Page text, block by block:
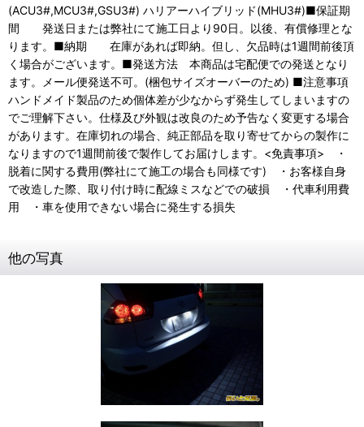
(ACU3#,MCU3#,GSU3#) ハリアーハイブリッド(MHU3#)■保証期
間 発送日または弊社にて施工日より90日。以後、有償修理とな
ります。■納期 在庫があれば即納。但し、欠品時は1週間前後頂
く場合がございます。■発送方法 本商品は宅配便での発送となり
ます。メール便発送不可。(梱包サイズオーバーのため) ■注意事項
ハンドメイド製品のため個体差が少なからず発生してしまいますの
でご理解下さい。仕様及び外観は改良のため予告なく変更する場合
があります。在庫切れの場合、純正部品を取り寄せてからの製作に
なりますので1週間前後で製作してお届けします。<免責事項> ・
脱着に関する費用(弊社にて施工の場合も同様です) ・お客様自身
で改造した際、取り付け時に配線ミスなどでの破損 ・代車利用費
用 ・車を使用できない場合に発生する損失
他の写真